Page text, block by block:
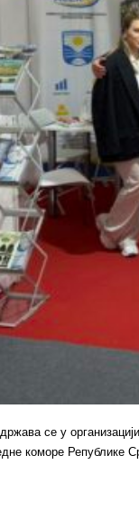
се у
коморе Републике